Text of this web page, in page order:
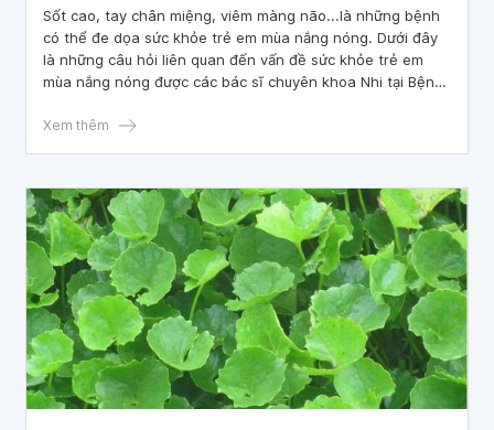
Sốt cao, tay chân miệng, viêm màng não...là những bệnh
có thể đe dọa sức khỏe trẻ em mùa nắng nóng. Dưới đây
là những câu hỏi liên quan đến vấn đề sức khỏe trẻ em
mùa nắng nóng được các bác sĩ chuyên khoa Nhi tại Bệnh
Xem thêm